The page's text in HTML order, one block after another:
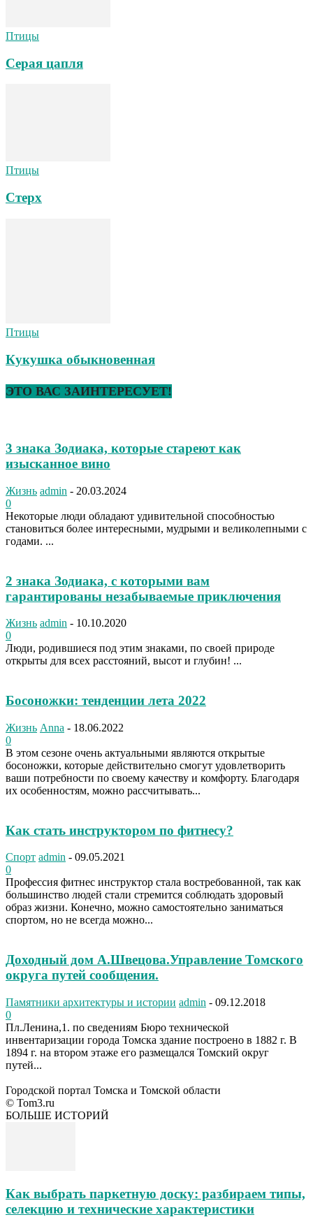
Птицы
Серая цапля
Птицы
Стерх
Птицы
Кукушка обыкновенная
ЭТО ВАС ЗАИНТЕРЕСУЕТ!
3 знака Зодиака, которые стареют как
изысканное вино
Жизнь admin - 20.03.2024
0
Некоторые люди обладают удивительной способностью
становиться более интересными, мудрыми и великолепными с
годами. ...
2 знака Зодиака, с которыми вам
гарантированы незабываемые приключения
Жизнь admin - 10.10.2020
0
Люди, родившиеся под этим знаками, по своей природе
открыты для всех расстояний, высот и глубин! ...
Босоножки: тенденции лета 2022
Жизнь Anna - 18.06.2022
0
В этом сезоне очень актуальными являются открытые
босоножки, которые действительно смогут удовлетворить
ваши потребности по своему качеству и комфорту. Благодаря
их особенностям, можно рассчитывать...
Как стать инструктором по фитнесу?
Спорт admin - 09.05.2021
0
Профессия фитнес инструктор стала востребованной, так как
большинство людей стали стремится соблюдать здоровый
образ жизни. Конечно, можно самостоятельно заниматься
спортом, но не всегда можно...
Доходный дом А.Швецова.Управление Томского
округа путей сообщения.
Памятники архитектуры и истории admin - 09.12.2018
0
Пл.Ленина,1. по сведениям Бюро технической
инвентаризации города Томска здание построено в 1882 г. В
1894 г. на втором этаже его размещался Томский округ
путей...
Городской портал Томска и Томской области
© Tom3.ru
БОЛЬШЕ ИСТОРИЙ
Как выбрать паркетную доску: разбираем типы,
селекцию и технические характеристики